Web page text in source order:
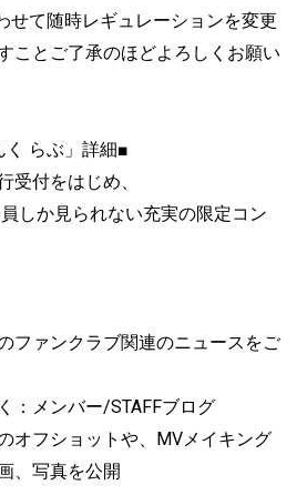
せて随時レギュレーションを変更
ことご了承のほどよろしくお願い
く らぶ」詳細■
受付をはじめ、
員しか見られない充実の限定コン
ファンクラブ関連のニュースをご
：メンバー/STAFFブログ
オフショットや、MVメイキング
、写真を公開